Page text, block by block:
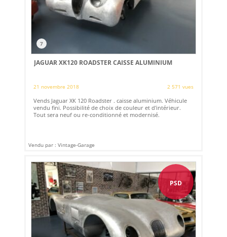
7
JAGUAR XK120 ROADSTER CAISSE ALUMINIUM
21 novembre 2018 2 571 vues
Vends Jaguar XK 120 Roadster . caisse aluminium. Véhicule
vendu fini. Possibilité de choix de couleur et d'intérieur.
Tout sera neuf ou re-conditionné et modernisé.
Vendu par : Vintage-Garage
PSD